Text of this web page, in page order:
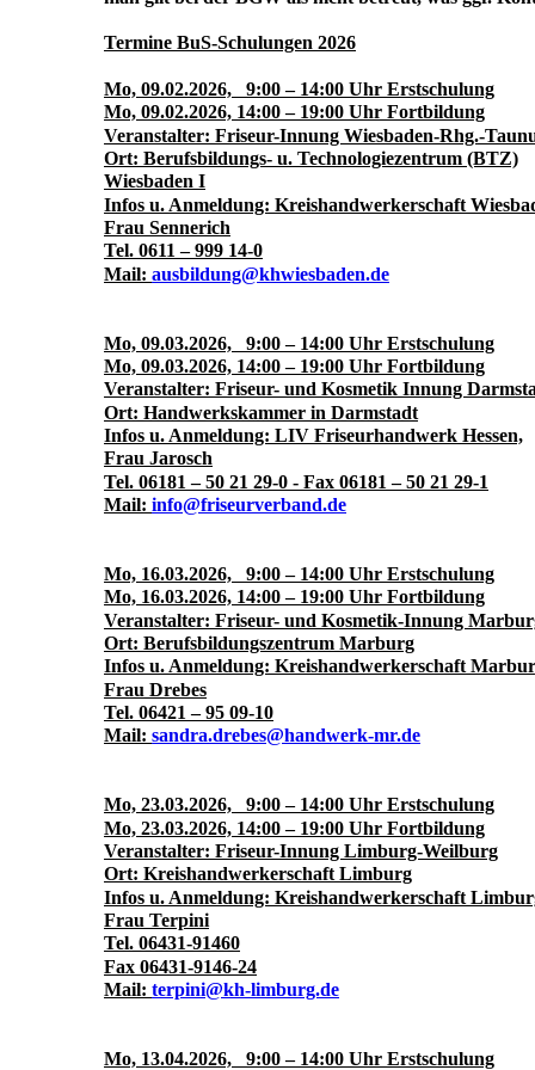
Termine BuS-Schulungen 2026
Mo, 09.02.2026, 9:00 – 14:00 Uhr Erstschulung
Mo, 09.02.2026, 14:00 – 19:00 Uhr Fortbildung
Veranstalter: Friseur-Innung Wiesbaden-Rhg.-
Ort: Berufsbildungs- u. Technologiezentrum (BTZ)
Wiesbaden I
Infos u. Anmeldung: Kreishandwerkerschaft
Frau Sennerich
Tel. 0611 – 999 14-0
Mail: ausbildung@khwiesbaden.de
Mo, 09.03.2026, 9:00 – 14:00 Uhr Erstschulung
Mo, 09.03.2026, 14:00 – 19:00 Uhr Fortbildung
Veranstalter: Friseur- und Kosmetik Innung
Ort: Handwerkskammer in Darmstadt
Infos u. Anmeldung: LIV Friseurhandwerk Hessen,
Frau Jarosch
Tel. 06181 – 50 21 29-0 - Fax 06181 – 50 21 29-1
Mail: info@friseurverband.de
Mo, 16.03.2026, 9:00 – 14:00 Uhr Erstschulung
Mo, 16.03.2026, 14:00 – 19:00 Uhr Fortbildung
Veranstalter: Friseur- und Kosmetik-Innung
Ort: Berufsbildungszentrum Marburg
Infos u. Anmeldung: Kreishandwerkerschaft
Frau Drebes
Tel. 06421 – 95 09-10
Mail: sandra.drebes@handwerk-mr.de
Mo, 23.03.2026, 9:00 – 14:00 Uhr Erstschulung
Mo, 23.03.2026, 14:00 – 19:00 Uhr Fortbildung
Veranstalter: Friseur-Innung Limburg-Weilburg
Ort: Kreishandwerkerschaft Limburg
Infos u. Anmeldung: Kreishandwerkerschaft
Frau Terpini
Tel. 06431-91460
Fax 06431-9146-24
Mail: terpini@kh-limburg.de
Mo, 13.04.2026, 9:00 – 14:00 Uhr Erstschulung